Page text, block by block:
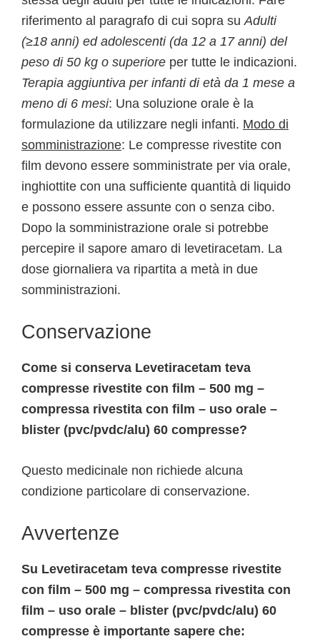
riferimento al paragrafo di cui sopra suAdulti
(≥18 anni) ed adolescenti (da 12 a 17 anni) del
peso di 50 kg o superiore per tutte le indicazioni.
Terapia aggiuntiva per infanti di età da 1 mese a
meno di 6 mesi: Una soluzione orale è la
formulazione da utilizzare negli infanti. Modo di
somministrazione: Le compresse rivestite con
film devono essere somministrate per via orale,
inghiottite con una sufficiente quantità di liquido
e possono essere assunte con o senza cibo.
Dopo la somministrazione orale si potrebbe
percepire il sapore amaro di levetiracetam. La
dose giornaliera va ripartita a metà in due
somministrazioni.
Conservazione
Come si conserva Levetiracetam teva
compresse rivestite con film – 500 mg –
compressa rivestita con film – uso orale –
blister (pvc/pvdc/alu) 60 compresse?
Questo medicinale non richiede alcuna
condizione particolare di conservazione.
Avvertenze
Su Levetiracetam teva compresse rivestite
con film – 500 mg – compressa rivestita con
film – uso orale – blister (pvc/pvdc/alu) 60
compresse è importante sapere che: